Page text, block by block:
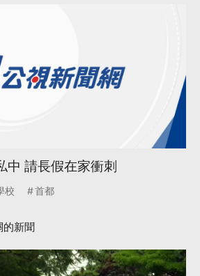
中 請長假在家衝刺
校 首都
的新聞